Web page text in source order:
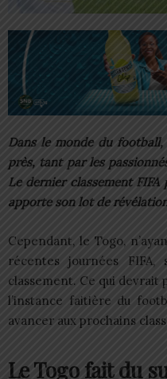
Dans le monde du
près, tant par les
Le dernier classement
apporte son lot de
Cependant, le Togo,
récentes journées
classement. Ce qui devrait
l’instance faitière du
avancer aux prochains
Le Togo fait du